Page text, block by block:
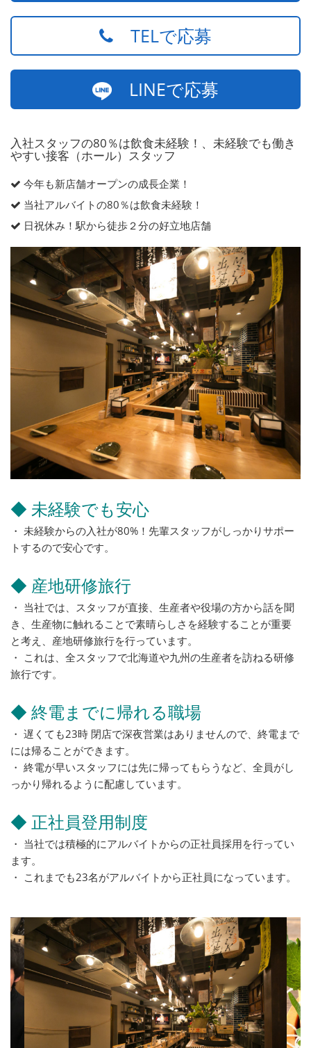
TELで応募
LINEで応募
入社スタッフの80％は飲食未経験！、未経験でも働き
やすい接客（ホール）スタッフ
今年も新店舗オープンの成長企業！
当社アルバイトの80％は飲食未経験！
日祝休み！駅から徒歩２分の好立地店舗
◆ 未経験でも安心
・ 未経験からの入社が80%！先輩スタッフがしっかりサポー
トするので安心です。
◆ 産地研修旅行
・ 当社では、スタッフが直接、生産者や役場の方から話を聞
き、生産物に触れることで素晴らしさを経験することが重要
と考え、産地研修旅行を行っています。
・ これは、全スタッフで北海道や九州の生産者を訪ねる研修
旅行です。
◆ 終電までに帰れる職場
・ 遅くても23時 閉店で深夜営業はありませんので、終電まで
には帰ることができます。
・ 終電が早いスタッフには先に帰ってもらうなど、全員がし
っかり帰れるように配慮しています。
◆ 正社員登用制度
・ 当社では積極的にアルバイトからの正社員採用を行ってい
ます。
・ これまでも23名がアルバイトから正社員になっています。